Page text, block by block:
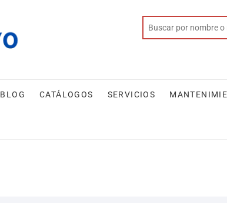
BLOG CATÁLOGOS SERVICIOS